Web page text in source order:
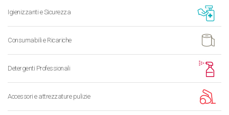
Igienizzanti e Sicurezza
Consumabili e Ricariche
Detergenti Professionali
Accessori e attrezzature pulizie